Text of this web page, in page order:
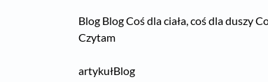
Blog Blog Coś dla ciała, coś dla duszy
Czytam
artykułBlog